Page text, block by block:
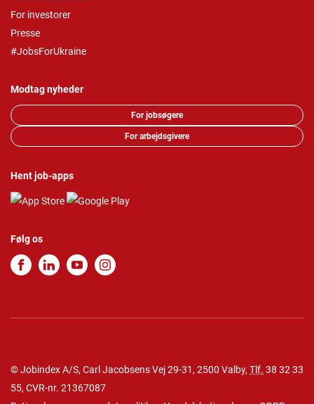
For investorer
Presse
#JobsForUkraine
Modtag nyheder
For jobsøgere
For arbejdsgivere
Hent job-apps
Følg os
© Jobindex A/S, Carl Jacobsens Vej 29-31, 2500 Valby, Tlf. 38 32 33
55, CVR-nr. 21367087